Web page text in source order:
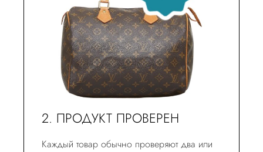
2. ПРОДУКТ ПРОВЕРЕН
Каждый товар обычно проверяют два или